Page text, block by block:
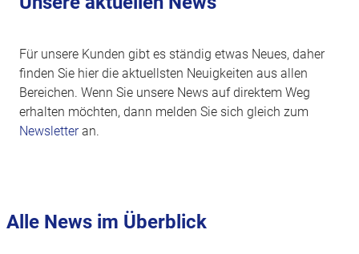
Für unsere Kunden gibt es ständig etwas Neues, daher
finden Sie hier die aktuellsten Neuigkeiten aus allen
Bereichen. Wenn Sie unsere News auf direktem Weg
erhalten möchten, dann melden Sie sich gleich zum
Newsletteran.
Alle News im Überblick